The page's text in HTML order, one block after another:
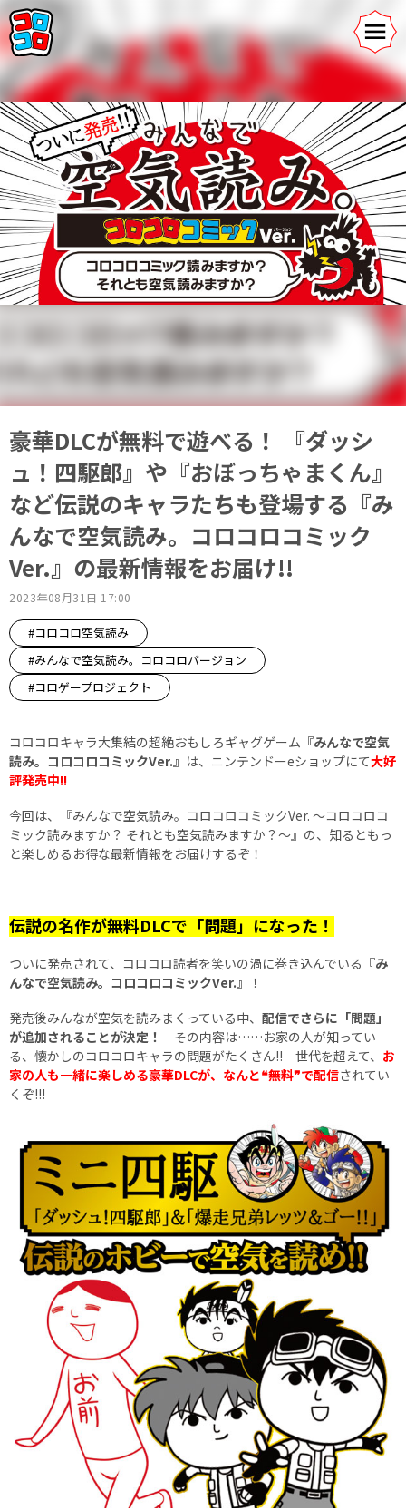
豪華DLCが無料で遊べる！ 『ダッシ
ュ！四駆郎』や『おぼっちゃまくん』
など伝説のキャラたちも登場する『み
んなで空気読み。コロコロコミック
Ver.』の最新情報をお届け!!
2023年08月31日 17:00
#コロコロ空気読み
#みんなで空気読み。コロコロバージョン
#コロゲープロジェクト
コロコロキャラ大集結の超絶おもしろギャグゲーム 『みんなで空気
読み。コロコロコミックVer.』 は、ニンテンドーeショップにて大好
評発売中!!
今回は、『みんなで空気読み。コロコロコミックVer. ～コロコロコ
ミック読みますか？ それとも空気読みますか？～』の、知るともっ
と楽しめるお得な最新情報をお届けするぞ！
伝説の名作が無料DLCで「問題」になった！
ついに発売されて、コロコロ読者を笑いの渦に巻き込んでいる 『み
んなで空気読み。コロコロコミックVer.』
！
発売後みんなが空気を読みまくっている中、 配信でさらに「問題」
が追加されることが決定！
その内容は……お家の人が知ってい
る、懐かしのコロコロキャラの問題がたくさん!! 世代を超えて、 お
家の人も一緒に楽しめる豪華DLCが、なんと❝無料❞で配信されてい
くぞ!!!